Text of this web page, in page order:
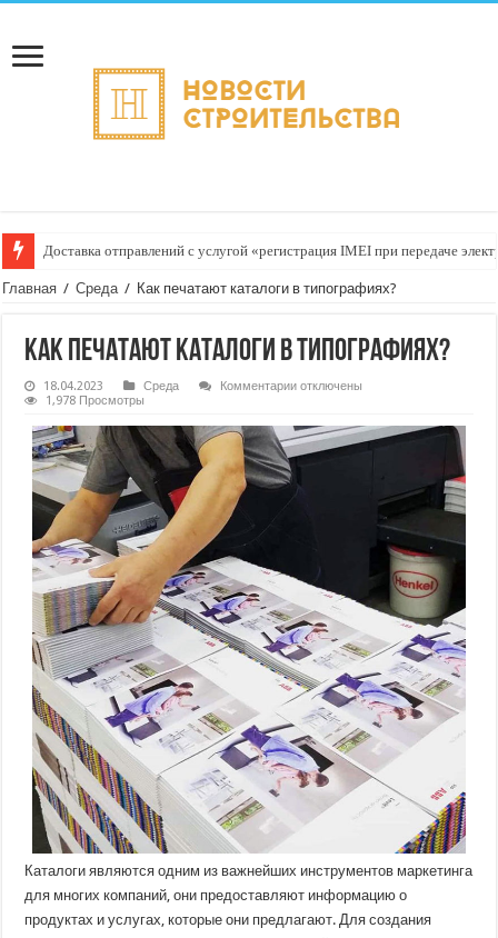
Доставка отправлений с услугой «регистрация IMEI при передаче
Главная / Среда / Как печатают каталоги в типографиях?
Как печатают каталоги в типографиях?
18.04.2023 Среда Комментариик
печатают
каталоги
в
отключены
1,978 Просмотры
Каталоги являются одним из важнейших инструментов маркетинга
для многих компаний, они предоставляют информацию о
продуктах и услугах, которые они предлагают. Для создания